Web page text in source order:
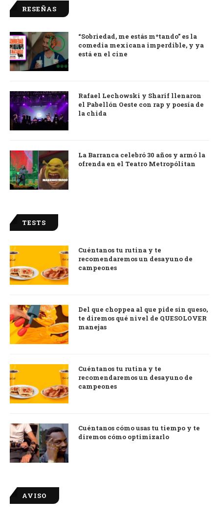
RESEÑAS
9.0
“Sobriedad, me estás m*tando” es la
comedia mexicana imperdible, y ya
está en el cine
Rafael Lechowski y Sharif llenaron
el Pabellón Oeste con rap y poesía de
la chida
La Barranca celebró 30 años y armó la
ofrenda en el Teatro Metropólitan
TESTS
Cuéntanos tu rutina y te
recomendaremos un desayuno de
campeones
Del que choppea al que pide sin queso,
te diremos qué nivel de QUESOLOVER
manejas
Cuéntanos tu rutina y te
recomendaremos un desayuno de
campeones
Cuéntanos cómo usas tu tiempo y te
diremos cómo optimizarlo
AVISO